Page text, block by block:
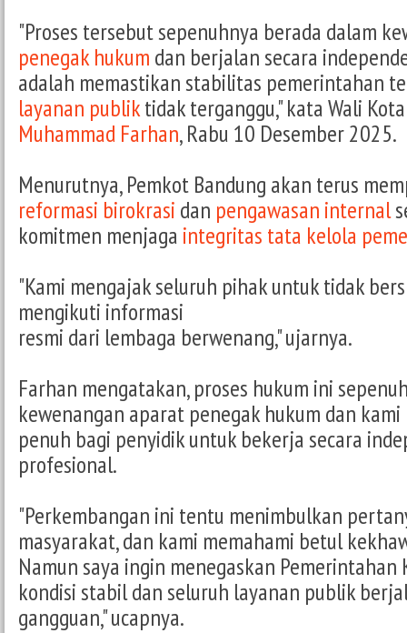
"Proses tersebut sepenuhnya berada dalam
penegak hukum dan berjalan secara
adalah memastikan stabilitas pemerintahan
layanan publiktidak terganggu," kata Wali
Muhammad Farhan, Rabu 10 Desember 2025.
Menurutnya, Pemkot Bandung akan terus
reformasi birokrasi dan pengawasan internal
komitmen menjaga integritas tata kelola
"Kami mengajak seluruh pihak untuk tidak
mengikuti informasi
resmi dari lembaga berwenang," ujarnya.
Farhan mengatakan, proses hukum ini
kewenangan aparat penegak hukum dan
penuh bagi penyidik untuk bekerja secara
profesional.
"Perkembangan ini tentu menimbulkan
masyarakat, dan kami memahami betul
Namun saya ingin menegaskan Pemerintahan
kondisi stabil dan seluruh layanan publik
gangguan," ucapnya.